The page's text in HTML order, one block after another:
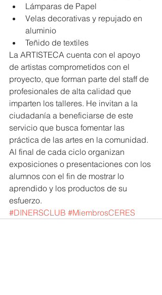
Lámparas de Papel
Velas decorativas y repujado en
aluminio
Teñido de textiles
La ARTISTECA cuenta con el apoyo
de artistas comprometidos con el
proyecto, que forman parte del staff de
profesionales de alta calidad que
imparten los talleres. He invitan a la
ciudadanía a beneficiarse de este
servicio que busca fomentar las
práctica de las artes en la comunidad.
Al final de cada ciclo organizan
exposiciones o presentaciones con los
alumnos con el fin de mostrar lo
aprendido y los productos de su
esfuerzo.
#DINERSCLUB #MiembrosCERES